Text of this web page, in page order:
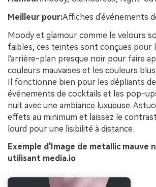
Meilleur pour:Affiches d'événements
Moody et glamour comme le velours
faibles, ces teintes sont conçues pour
l'arrière-plan presque noir pour faire
couleurs mauvaises et les couleurs
Il fonctionne bien pour les dépliants
événements de cocktails et les pop-
nuit avec une ambiance luxueuse.
effets au minimum et laissez le
lourd pour une lisibilité à distance.
Exemple d'Image de metallic mauve
utilisant media.io